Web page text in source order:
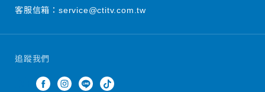
追蹤我們
客服信箱： service@ctitv.com.tw